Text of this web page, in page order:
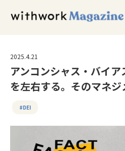
2025.4.21
アンコンシャス・バイ
を左右する。そのマネ
#DEI